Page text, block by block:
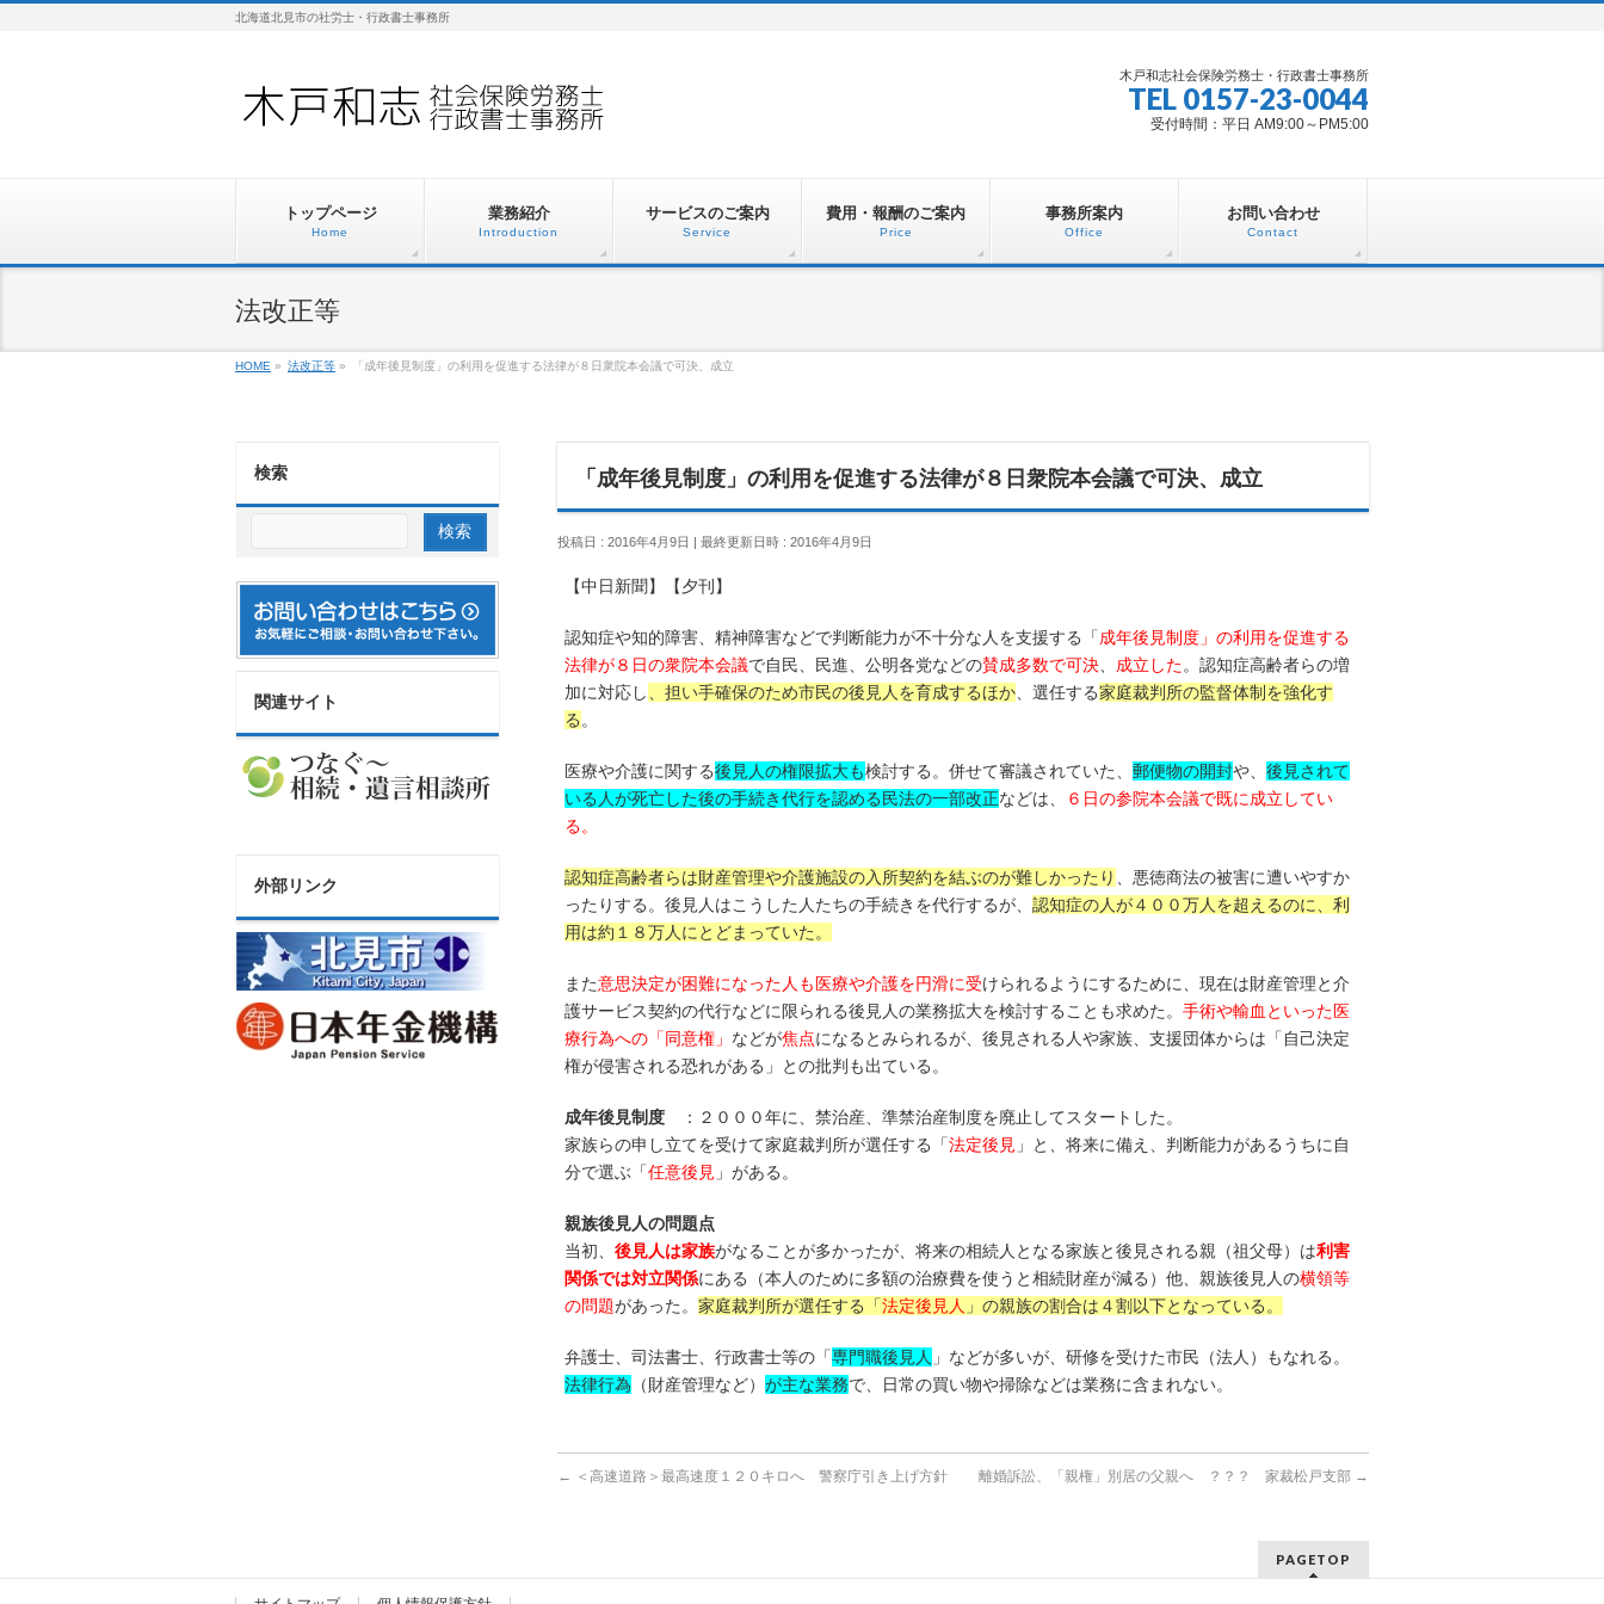
北海道北見市の社労士・行政書士事務所
木戸和志社会保険労務士・行政書士事務所
TEL 0157-23-0044
受付時間：平日 AM9:00～PM5:00
トップページ
Home
業務紹介
Introduction
サービスのご案内
Service
費用・報酬のご案内
Price
事務所案内
Office
お問い合わせ
Contact
法改正等
HOME » 法改正等 » 「成年後見制度」の利用を促進する法律が８日衆院本会議で可決、成立
「成年後見制度」の利用を促進する法律が８日衆院本会議で可決、成立
投稿日 : 2016年4月9日 最終更新日時 : 2016年4月9日
【中日新聞】【夕刊】
認知症や知的障害、精神障害などで判断能力が不十分な人を支援する「成年後見制度」の利用を促進する
法律が８日の衆院本会議で自民、民進、公明各党などの賛成多数で可決 成立した。認知症高齢者らの増
加に対応し
、担い手確保のため市民の後見人を育成するほか 、選任する家庭裁判所の監督体制を強化す
る 。
医療や介護に関する後見人の権限拡大も検討する。併せて審議されていた、 郵便物の開封や、 後見されて
いる人が死亡した後の手続き代行を認める民法の一部改正などは、
６日の参院本会議で既に成立してい
る。
認知症高齢者らは財産管理や介護施設の入所契約を結ぶのが難しかったり
、悪徳商法の被害に遭いやすか
ったりする。後見人はこうした人たちの手続きを代行するが、 認知症の人が４００万人を超えるのに、利
用は約１８万人にとどまっていた。
また意思決定が困難になった人も医療や介護を円滑に受けられるようにするために、現在は財産管理と介
護サービス契約の代行などに限られる後見人の業務拡大を検討することも求めた。 手術や輸血といった医
療行為への「同意権」 などが焦点になるとみられるが、後見される人や家族、支援団体からは「自己決定
権が侵害される恐れがある」との批判も出ている。
成年後見制度 ：２０００年に、禁治産、準禁治産制度を廃止してスタートした。
家族らの申し立てを受けて家庭裁判所が選任する「法定後見 」と、将来に備え、判断能力があるうちに自
分で選ぶ「任意後見 」がある。
親族後見人の問題点
当初、 後見人は家族がなることが多かったが、将来の相続人となる家族と後見される親（祖父母）は利害
関係では対立関係にある（本人のために多額の治療費を使うと相続財産が減る）他、親族後見人の横領等
の問題があった。 家庭裁判所が選任する「法定後見人 」の親族の割合は４割以下となっている。
弁護士、司法書士、行政書士等の「専門職後見人 」などが多いが、研修を受けた市民（法人）もなれる。
法律行為 （財産管理など） が主な業務で、日常の買い物や掃除などは業務に含まれない。
← ＜高速道路＞最高速度１２０キロへ 警察庁引き上げ方針 離婚訴訟、「親権」別居の父親へ ？？？ 家裁松戸支部 →
検索
関連サイト
外部リンク
PAGETOP